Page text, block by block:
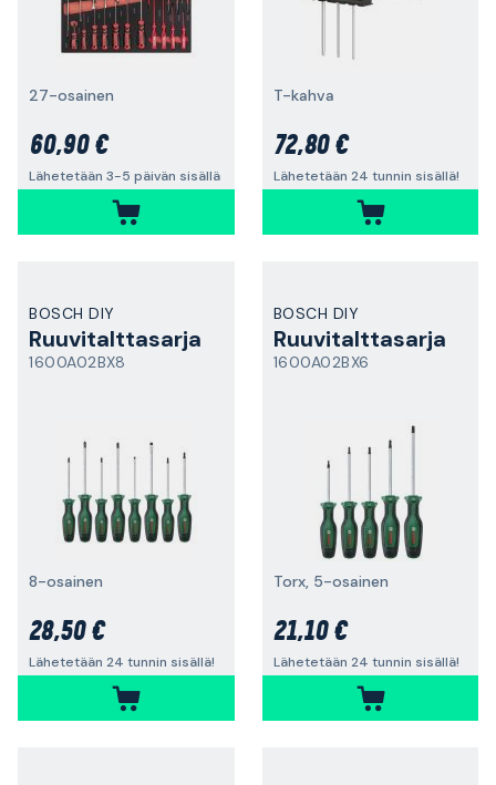
27-osainen
60,90 €
Lähetetään 3-5 päivän sisällä
T-kahva
72,80 €
Lähetetään 24 tunnin sisällä!
BOSCH DIY
Ruuvitalttasarja
1600A02BX8
8-osainen
28,50 €
Lähetetään 24 tunnin sisällä!
BOSCH DIY
Ruuvitalttasarja
1600A02BX6
Torx, 5-osainen
21,10 €
Lähetetään 24 tunnin sisällä!